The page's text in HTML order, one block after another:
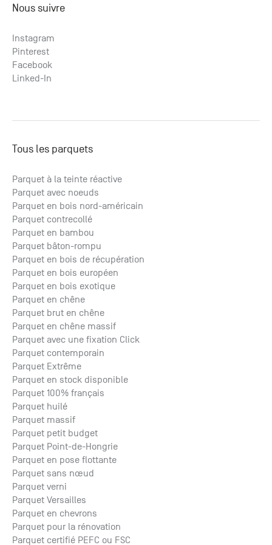
Nous suivre
Instagram
Pinterest
Facebook
Linked-In
Tous les parquets
Parquet à la teinte réactive
Parquet avec noeuds
Parquet en bois nord-américain
Parquet contrecollé
Parquet en bambou
Parquet bâton-rompu
Parquet en bois de récupération
Parquet en bois européen
Parquet en bois exotique
Parquet en chêne
Parquet brut en chêne
Parquet en chêne massif
Parquet avec une fixation Click
Parquet contemporain
Parquet Extrême
Parquet en stock disponible
Parquet 100% français
Parquet huilé
Parquet massif
Parquet petit budget
Parquet Point-de-Hongrie
Parquet en pose flottante
Parquet sans nœud
Parquet verni
Parquet Versailles
Parquet en chevrons
Parquet pour la rénovation
Parquet certifié PEFC ou FSC